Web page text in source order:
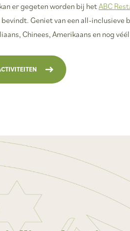
er gegeten worden bij hetABC
bevindt. Geniet van een all-inclusieve
Chinees, Amerikaans en nog